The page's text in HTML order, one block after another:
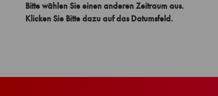
Bitte wählen Sie einen anderen Zeitraum aus.
Klicken Sie Bitte dazu auf das Datumsfeld.